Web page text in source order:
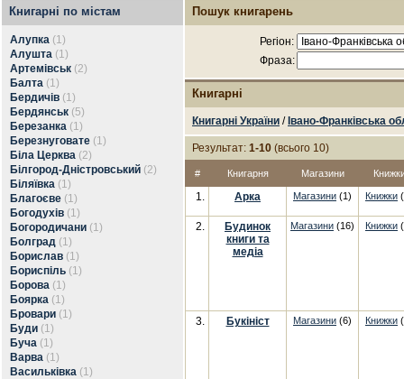
Книгарні по містам
Алупка (1)
Алушта (1)
Артемівськ (2)
Балта (1)
Бердичів (1)
Бердянськ (5)
Березанка (1)
Березнуговате (1)
Біла Церква (2)
Білгород-Дністровський (2)
Біляївка (1)
Благоєве (1)
Богодухів (1)
Богородичани (1)
Болград (1)
Борислав (1)
Бориспіль (1)
Борова (1)
Боярка (1)
Бровари (1)
Буди (1)
Буча (1)
Варва (1)
Васильківка (1)
Пошук книгарень
Регіон:
Фраза:
Книгарні
Книгарні України / Івано-Франківська
Результат: 1-10 (всього 10)
# Книгарня Магазини
1. Арка Магазини (1) Книжки
2.
Будинок
книги та
медіа
Магазини (16) Книжки
3. Букініст Магазини (6) Книжки